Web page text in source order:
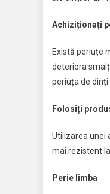
Achiziționați
Există periuțe
deteriora
periuța de dinți
Folosiți
Utilizarea unei
mai rezistent
Perie limba